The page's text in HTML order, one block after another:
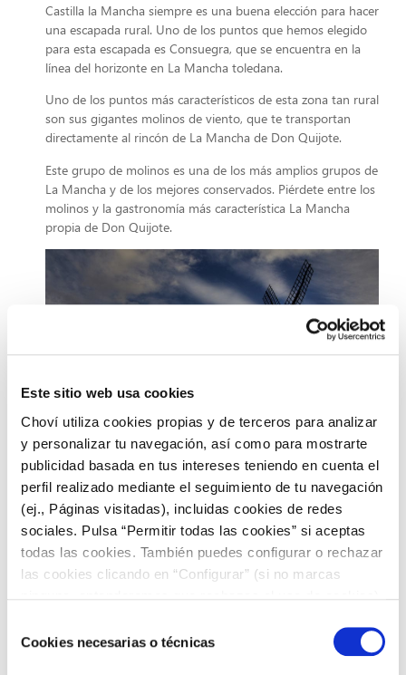
Este sitio web usa cookies
Choví utiliza cookies propias y de terceros para analizar
y personalizar tu navegación, así como para mostrarte
publicidad basada en tus intereses teniendo en cuenta el
perfil realizado mediante el seguimiento de tu navegación
(ej., Páginas visitadas), incluidas cookies de redes
sociales. Pulsa “Permitir todas las cookies” si aceptas
todas las cookies. También puedes configurar o rechazar
las cookies clicando en “Configurar” (si no marcas
COOKIES.
deCookies necesarias o técnicas
Castilla la Mancha siempre es una buena elección para hacer
una escapada rural. Uno de los puntos que hemos elegido
para esta escapada es Consuegra, que se encuentra en la
línea del horizonte en La Mancha toledana.
Uno de los puntos más característicos de esta zona tan rural
son sus gigantes molinos de viento, que te transportan
directamente al rincón de La Mancha de Don Quijote.
Este grupo de molinos es una de los más amplios grupos de
La Mancha y de los mejores conservados. Piérdete entre los
molinos y la gastronomía más característica La Mancha
propia de Don Quijote.
Don Quijote: una gastronomía muy
peculiar
Podemos afirmar que El Quijote es una de las obras que
Esta cocina popular manchega, sus productos, sus recetas y